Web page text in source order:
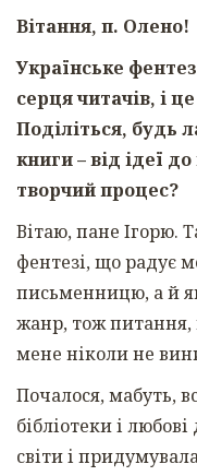
Вітання, п. Олено!
Українське
серця читачів, і
Поділіться, будь
книги – від ідеї
творчий процес?
Вітаю, пане Ігорю.
фентезі, що радує
письменницю, а й
жанр, тож питання,
мене ніколи не
Почалося, мабуть,
бібліотеки і
світи і